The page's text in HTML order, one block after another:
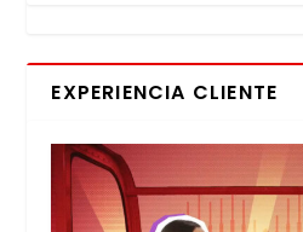
EXPERIENCIA CLIENTE